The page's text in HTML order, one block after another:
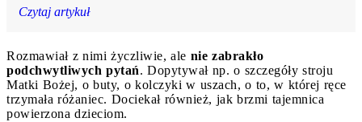
Czytaj artykuł
Rozmawiał z nimi życzliwie, ale nie zabrakło
podchwytliwych pytań. Dopytywał np. o szczegóły stroju
Matki Bożej, o buty, o kolczyki w uszach, o to, w której ręce
trzymała różaniec. Dociekał również, jak brzmi tajemnica
powierzona dzieciom.